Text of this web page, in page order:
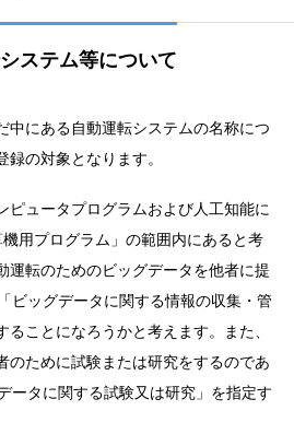
ステム等について
中にある自動運転システムの名称につ
の対象となります。
ピュータプログラムおよび人工知能に
用プログラム」の範囲内にあると考
運転のためのビッグデータを他者に提
ビッグデータに関する情報の収集・管
ことになろうかと考えます。また、
のために試験または研究をするのであ
ータに関する試験又は研究」を指定す